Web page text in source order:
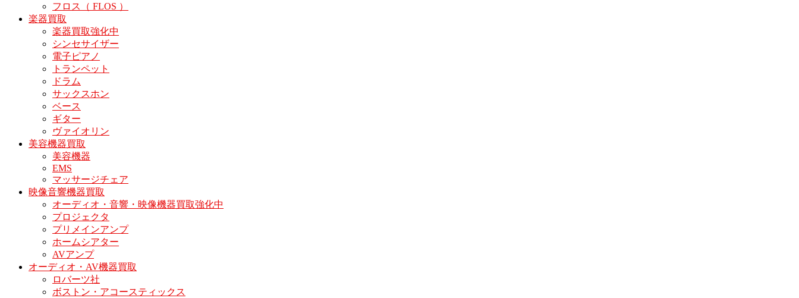
フロス（ FLOS ）
楽器買取
楽器買取強化中
シンセサイザー
電子ピアノ
トランペット
ドラム
サックスホン
ベース
ギター
ヴァイオリン
美容機器買取
美容機器
EMS
マッサージチェア
映像音響機器買取
オーディオ・音響・映像機器買取強化中
プロジェクタ
プリメインアンプ
ホームシアター
AVアンプ
オーディオ・AV機器買取
ロバーツ社
ボストン・アコースティックス